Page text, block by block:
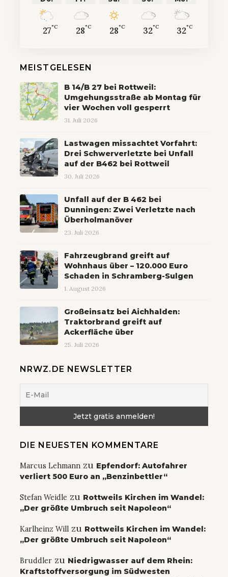
27°C 28°C 28°C 32°C 32°C
MEISTGELESEN
B 14/B 27 bei Rottweil:
Umgehungsstraße ab Montag für
vier Wochen voll gesperrt
31. Juli 2026
Lastwagen missachtet Vorfahrt:
Drei Schwerverletzte bei Unfall
auf der B462 bei Rottweil
30. Juli 2026
Unfall auf der B 462 bei
Dunningen: Zwei Verletzte nach
Überholmanöver
23. Juli 2026
Fahrzeugbrand greift auf
Wohnhaus über – 120.000 Euro
Schaden in Schramberg-Sulgen
1. August 2026
Großeinsatz bei Aichhalden:
Traktorbrand greift auf
Ackerfläche über
25. Juli 2026
NRWZ.DE NEWSLETTER
DIE NEUESTEN KOMMENTARE
Marcus Lehmann zu Epfendorf: Autofahrer
verliert 500 Euro an „Benzinbettler“
Stefan Weidle zu Rottweils Kirchen im Wandel:
„Der größte Umbruch seit Napoleon“
Karlheinz Will zu Rottweils Kirchen im Wandel:
„Der größte Umbruch seit Napoleon“
Bruddler zu Niedrigwasser auf dem Rhein:
Kraftstoffversorgung im Südwesten